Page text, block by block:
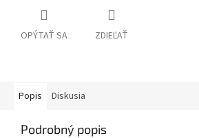
OPÝTAŤ SA ZDIEĽAŤ
Popis Diskusia
Podrobný popis